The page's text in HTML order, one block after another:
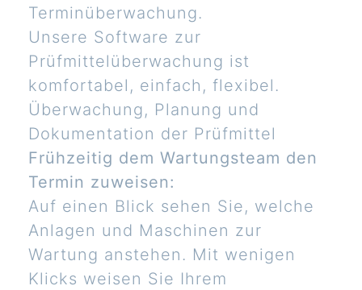
Terminüberwachung.
Unsere Software zur
Prüfmittelüberwachung ist
komfortabel, einfach, flexibel.
Überwachung, Planung und
Dokumentation der Prüfmittel
Frühzeitig dem Wartungsteam den
Termin zuweisen:
Auf einen Blick sehen Sie, welche
Anlagen und Maschinen zur
Wartung anstehen. Mit wenigen
Klicks weisen Sie Ihrem